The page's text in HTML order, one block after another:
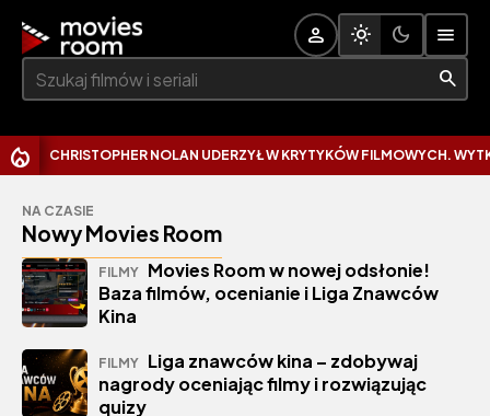
Szukaj:
CHRISTOPHER NOLAN UDERZYŁ W KRYTYKÓW FILMOWYCH.
NA CZASIE
Nowy Movies Room
FILMY Movies Room w nowej odsłonie!
Baza filmów, ocenianie i Liga Znawców
Kina
FILMY Liga znawców kina – zdobywaj
nagrody oceniając filmy i rozwiązując
quizy